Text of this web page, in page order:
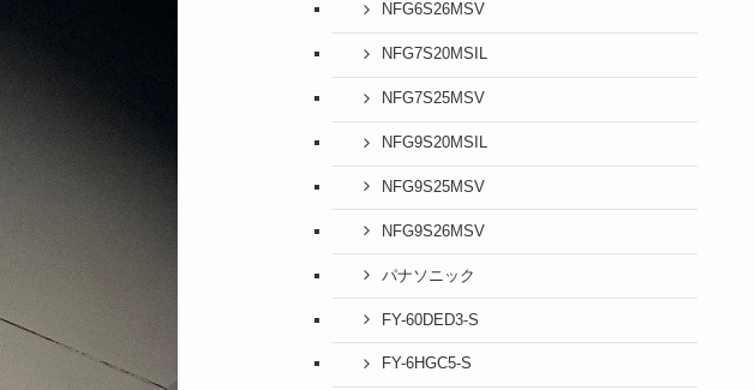
NFG6S26MSV
NFG7S20MSIL
NFG7S25MSV
NFG9S20MSIL
NFG9S25MSV
NFG9S26MSV
パナソニック
FY-60DED3-S
FY-6HGC5-S